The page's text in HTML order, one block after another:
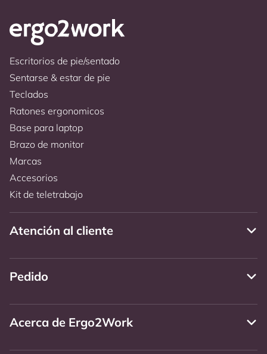
Escritorios de pie/sentado
Sentarse & estar de pie
Teclados
Ratones ergonomicos
Base para laptop
Brazo de monitor
Marcas
Accesorios
Kit de teletrabajo
Atención al cliente
Pedido
Acerca de Ergo2Work